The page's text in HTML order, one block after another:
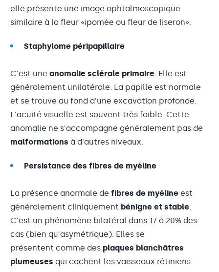
elle présente une image ophtalmoscopique
similaire à la fleur «ipomée ou fleur de liseron».
Staphylome péripapillaire
C'est une anomalie sclérale primaire. Elle est
généralement unilatérale. La papille est normale
et se trouve au fond d'une excavation profonde.
L'acuité visuelle est souvent très faible. Cette
anomalie ne s'accompagne généralement pas de
malformations à d'autres niveaux.
Persistance des fibres de myéline
La présence anormale de fibres de myéline est
généralement cliniquement bénigne et stable.
C'est un phénomène bilatéral dans 17 à 20% des
cas (bien qu'asymétrique). Elles se
présentent comme des plaques blanchâtres
plumeuses qui cachent les vaisseaux rétiniens.